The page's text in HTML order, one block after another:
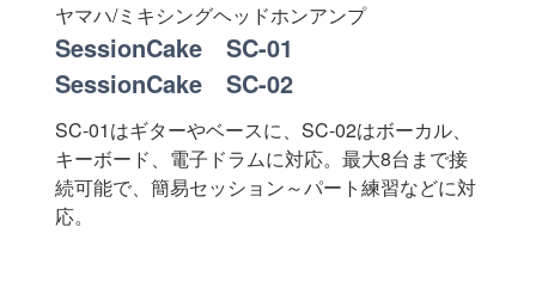
ヤマハ/ミキシングヘッドホンアンプ
SessionCake SC-01
SessionCake SC-02
SC-01はギターやベースに、SC-02はボーカル、
キーボード、電子ドラムに対応。最大8台まで接
続可能で、簡易セッション～パート練習などに対
応。